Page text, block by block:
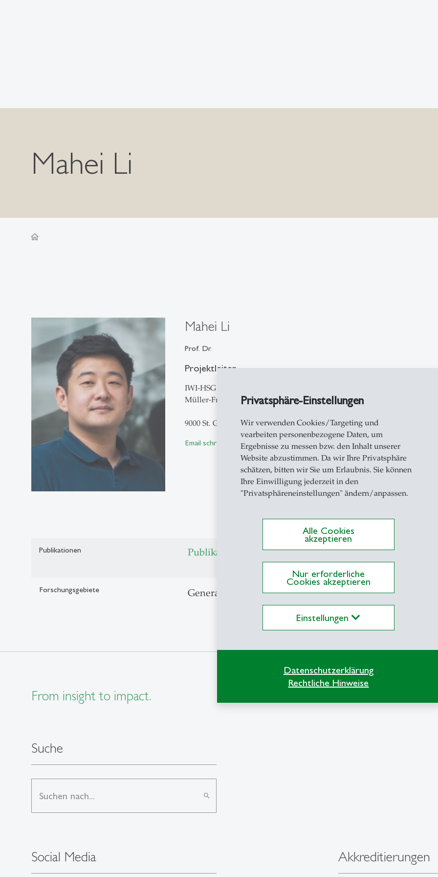
Privatsphäre-Einstellungen
Wir verwenden Cookies/Targeting und
vearbeiten personenbezogene Daten, um
Ergebnisse zu messen bzw. den Inhalt unserer
Website abzustimmen. Da wir Ihre Privatsphäre
schätzen, bitten wir Sie um Erlaubnis. Sie können
Ihre Einwilligung jederzeit in den
"Privatsphäreneinstellungen" ändern/anpassen.
Alle Cookies
akzeptieren
Nur erforderliche
Cookies akzeptieren
Einstellungen
Datenschutzerklärung
Rechtliche Hinweise
Mahei Li
home
Mahei Li
Prof. Dr.
Projektleiter
IWI-HSG
Müller-Friedbergstrasse 8
9000 St. Gallen
Email schreiben
Publikationen Publikationen auf Alexandria
Forschungsgebiete Generative KI in Unternehmen
From insight to impact.
Suche
search
Social Media Akkreditierungen